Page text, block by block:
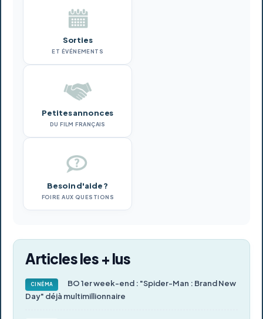
Sorties
ET ÉVÉNEMENTS
Petites annonces
DU FILM FRANÇAIS
Besoin d'aide ?
FOIRE AUX QUESTIONS
Articles les + lus
CINÉMA
BO 1er week-end : "Spider-Man : Brand New
Day" déjà multimillionnaire